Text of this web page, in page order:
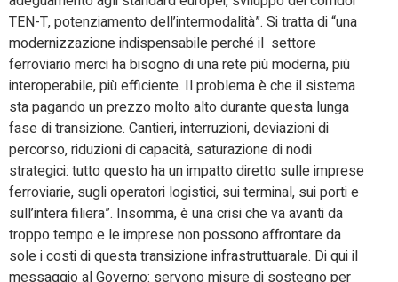
TEN-T, potenziamento dell’intermodalità”. Si tratta di “una
modernizzazione indispensabile perché il settore
ferroviario merci ha bisogno di una rete più moderna, più
interoperabile, più efficiente. Il problema è che il sistema
sta pagando un prezzo molto alto durante questa lunga
fase di transizione. Cantieri, interruzioni, deviazioni di
percorso, riduzioni di capacità, saturazione di nodi
strategici: tutto questo ha un impatto diretto sulle imprese
ferroviarie, sugli operatori logistici, sui terminal, sui porti e
sull’intera filiera”. Insomma, è una crisi che va avanti da
troppo tempo e le imprese non possono affrontare da
sole i costi di questa transizione infrastruttuarale. Di qui il